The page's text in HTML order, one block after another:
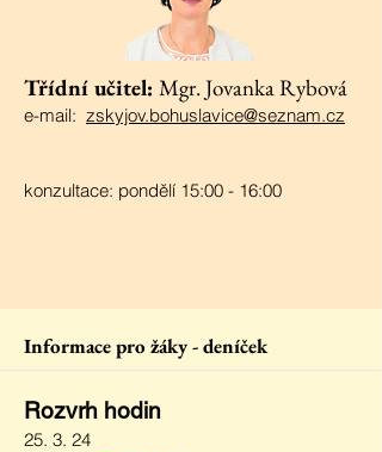
Třídní učitel: Mgr. Jovanka Rybová
​e-mail: zskyjov.bohuslavice@seznam.cz
konzultace: pondělí 15:00 - 16:00
Informace pro žáky - deníček
Rozvrh hodin
25. 3. 24